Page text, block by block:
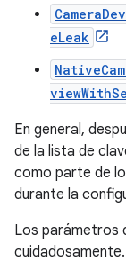
eLeak
En general,
de la lista de
como parte de
durante la
Los parámetros